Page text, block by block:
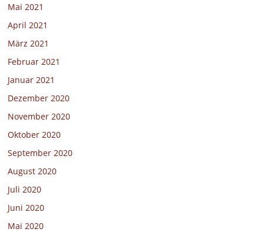
Mai 2021
April 2021
März 2021
Februar 2021
Januar 2021
Dezember 2020
November 2020
Oktober 2020
September 2020
August 2020
Juli 2020
Juni 2020
Mai 2020